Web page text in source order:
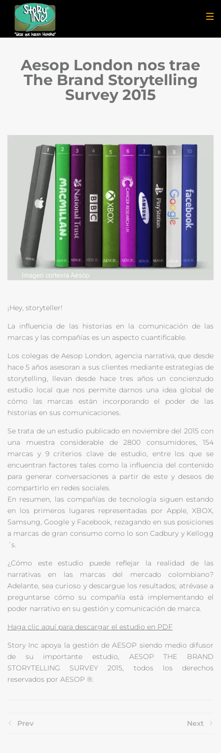
Aesop London nos trae
The Brand Storytelling
Survey 2015
¡Hey, storyteller!
La influencia de las historias en la comunicación de las
marcas y las compañías es un aspecto cuantificable.
Los colegas de Aesop London, agencia narrativa, que desde
hace 5 años asesoran a sus clientes mediante estrategias de
storytelling, llevan desde hace tres años un concienzudo
estudio local que nos permite darnos una idea global de
cómo las marcas están incorporando el poder de las
historias en sus comunicaciones.
Se trata de un estudio publicado en noviembre del 2015 con
una muestra considerable de 2800 consumidores, 154
marcas y 9 criterios clave de estudio, entre los que se
encuentran factores tales como la influencia del contenido
para generar conversaciones a partir de este y deseos de
compartirlo en redes sociales.
En resumen, las compañías de tecnología siguen estando
en los primeros lugares representadas por Apple, XBOX,
Samsung, Google y Facebook, rezagando en sus posiciones
a marcas de gran consumo como lo son Cadbury y Kellogg
´s.
¿Cómo este estudio puede reflejar la realidad de las
narrativas en las marcas del mercado colombiano?
Adelante, sea curioso y descargue los resultados; atrévase a
preguntarse cómo su compañía está implementando el
poder narrativo en su gestión y comunicación de marca.
Haga clic aquí para descargar el estudio en PDF
Story Inc apoya la gestión de AESOP siendo medio difusor
de su importante estudio, AESOP THE BRAND
STORYTELLING SURVEY 2015, todos los derechos
reservados por AESOP ®.
Prev Next